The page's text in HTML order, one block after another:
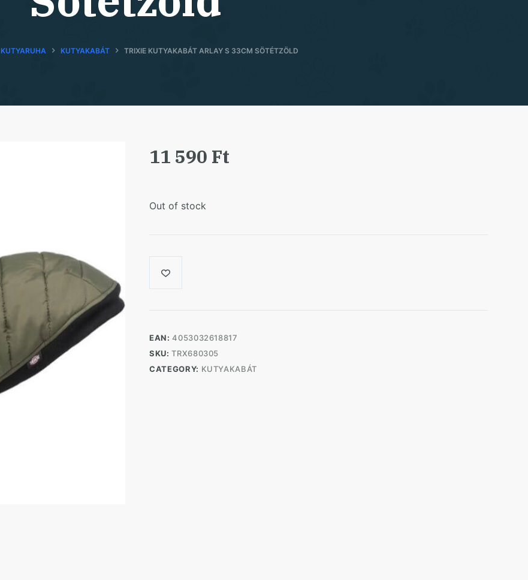
KUTYARUHA KUTYAKABÁT TRIXIE KUTYAKABÁT ARLAY S 33CM SÖTÉTZÖLD
11 590 Ft
Out of stock
EAN:4053032618817
SKU:TRX680305
CATEGORY: KUTYAKABÁT